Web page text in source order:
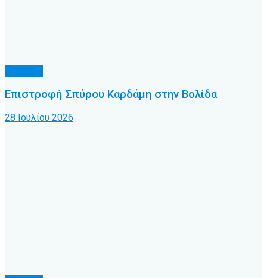
Επιστροφή Σπύρου Καρδάμη στην Βολίδα
28 Ιουλίου 2026